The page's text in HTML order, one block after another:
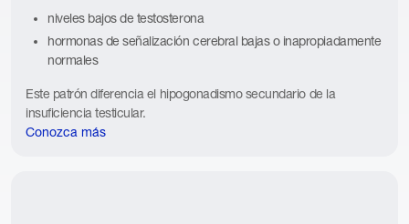
niveles bajos de testosterona
hormonas de señalización cerebral bajas o inapropiadamente
normales
Este patrón diferencia el hipogonadismo secundario de la
insuficiencia testicular.
Conozca más